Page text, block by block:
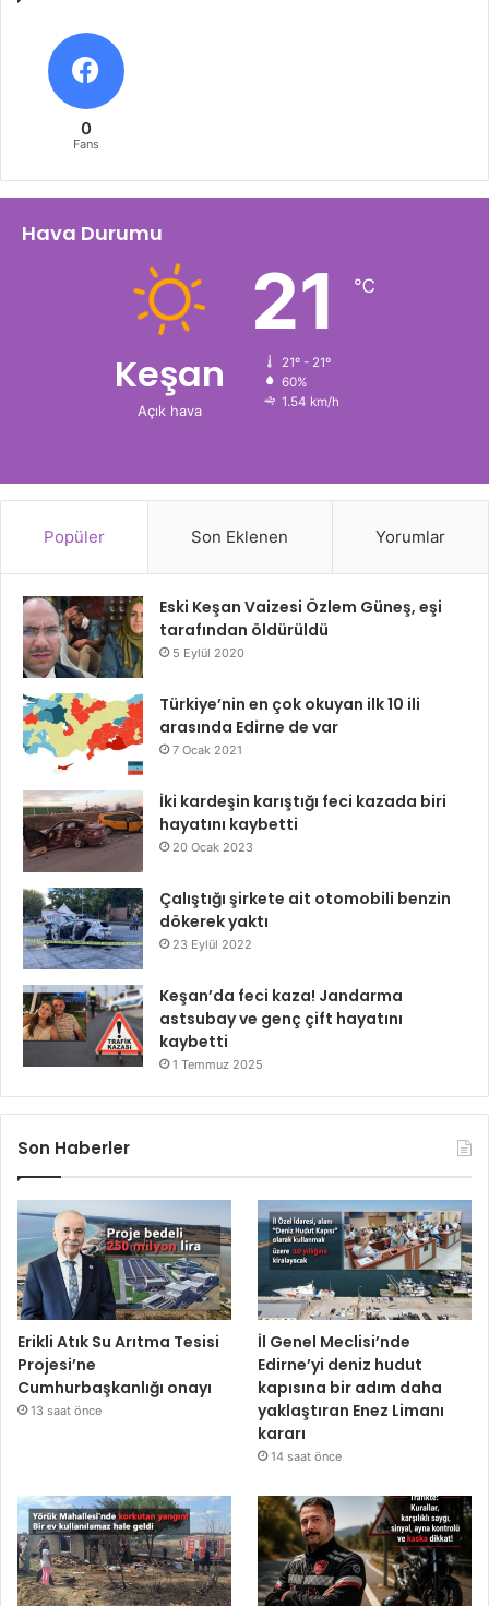
0
Fans
Hava Durumu
Keşan
Açık hava
21 ℃
21º - 21º
60%
1.54 km/h
Popüler Son Eklenen Yorumlar
Eski Keşan Vaizesi Özlem Güneş, eşi
tarafından öldürüldü
5 Eylül 2020
Türkiye’nin en çok okuyan ilk 10 ili
arasında Edirne de var
7 Ocak 2021
İki kardeşin karıştığı feci kazada biri
hayatını kaybetti
20 Ocak 2023
Çalıştığı şirkete ait otomobili benzin
dökerek yaktı
23 Eylül 2022
Keşan’da feci kaza! Jandarma
astsubay ve genç çift hayatını
kaybetti
1 Temmuz 2025
Son Haberler
Erikli Atık Su Arıtma Tesisi
Projesi’ne
Cumhurbaşkanlığı onayı
13 saat önce
İl Genel Meclisi’nde
Edirne’yi deniz hudut
kapısına bir adım daha
yaklaştıran Enez Limanı
kararı
14 saat önce